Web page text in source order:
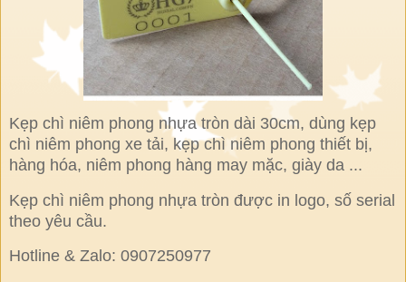
Kẹp chì niêm phong nhựa tròn dài 30cm, dùng kẹp
chì niêm phong xe tải, kẹp chì niêm phong thiết bị,
hàng hóa, niêm phong hàng may mặc, giày da ...
Kẹp chì niêm phong nhựa tròn được in logo, số serial
theo yêu cầu.
Hotline & Zalo: 0907250977